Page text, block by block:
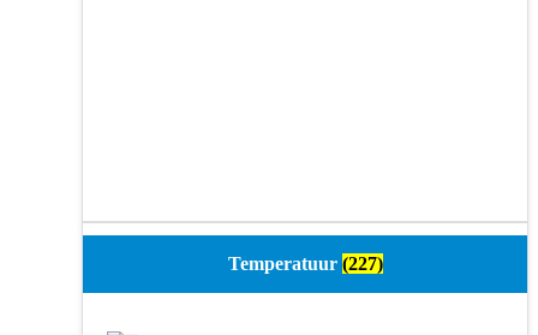
Temperatuur (227)